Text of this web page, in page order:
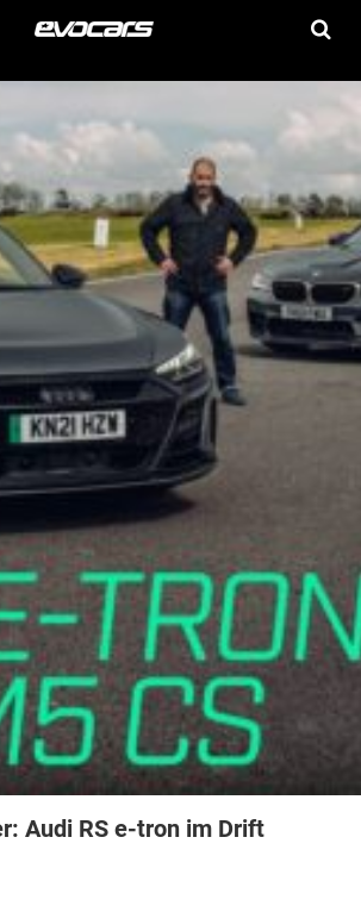
Audi RS e-tron im Drift